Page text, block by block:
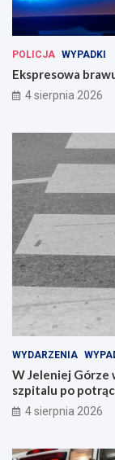
POLICJA WYPADKI
Ekspresowa
4 sierpnia 2026
WYDARZENIA
W Jeleniej Górze
szpitalu po
4 sierpnia 2026